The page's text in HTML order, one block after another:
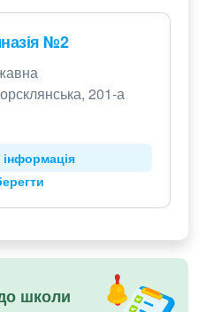
№2
201-а
школи